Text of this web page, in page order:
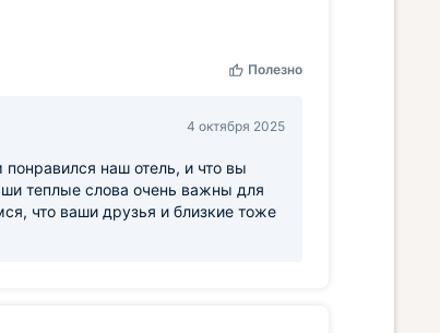
Полезно
4 октября 2025
наш отель, и что вы
теплые слова очень важны для
что ваши друзья и близкие тоже